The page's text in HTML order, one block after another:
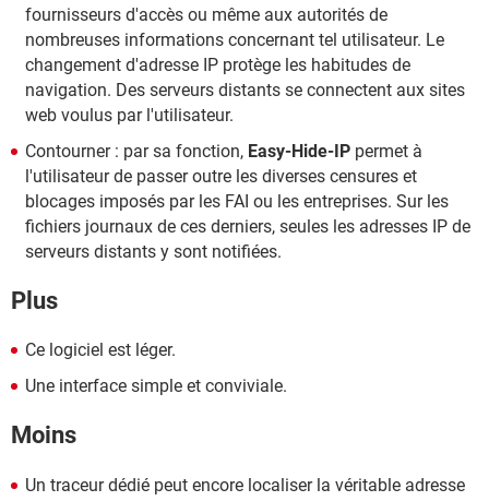
fournisseurs d'accès ou même aux autorités de
nombreuses informations concernant tel utilisateur. Le
changement d'adresse IP protège les habitudes de
navigation. Des serveurs distants se connectent aux sites
web voulus par l'utilisateur.
Contourner : par sa fonction, Easy-Hide-IP permet à
l'utilisateur de passer outre les diverses censures et
blocages imposés par les FAI ou les entreprises. Sur les
fichiers journaux de ces derniers, seules les adresses IP de
serveurs distants y sont notifiées.
Plus
Ce logiciel est léger.
Une interface simple et conviviale.
Moins
Un traceur dédié peut encore localiser la véritable adresse